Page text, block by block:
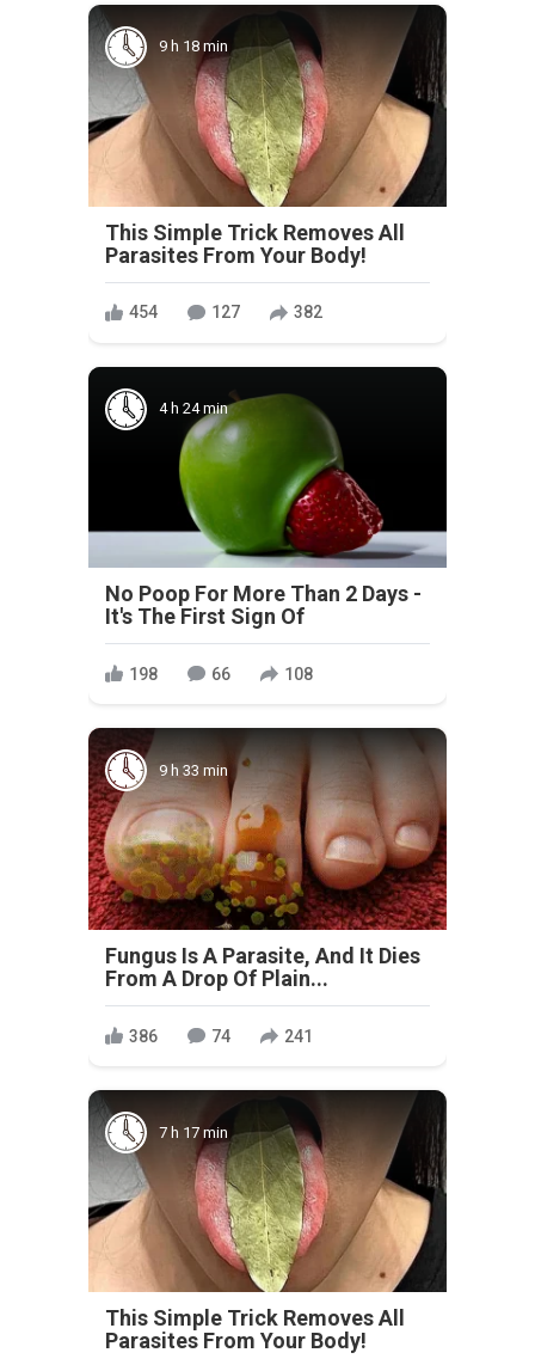
9 h 18 min
This Simple Trick Removes All
Parasites From Your Body!
454 127 382
4 h 24 min
No Poop For More Than 2 Days -
It's The First Sign Of
198 66 108
9 h 33 min
Fungus Is A Parasite, And It Dies
From A Drop Of Plain...
386 74 241
7 h 17 min
This Simple Trick Removes All
Parasites From Your Body!